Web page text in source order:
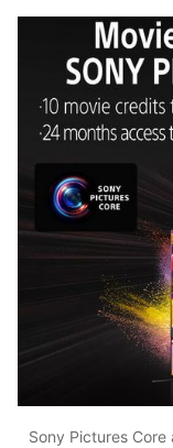
Sony Pictures Core